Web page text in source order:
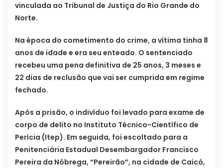
vinculada ao Tribunal de Justiça do Rio Grande do
Norte.
Na época do cometimento do crime, a vítima tinha 8
anos de idade e era seu enteado. O sentenciado
recebeu uma pena definitiva de 25 anos, 3 meses e
22 dias de reclusão que vai ser cumprida em regime
fechado.
Após a prisão, o indivíduo foi levado para exame de
corpo de delito no Instituto Técnico-Científico de
Perícia (Itep). Em seguida, foi escoltado para a
Penitenciária Estadual Desembargador Francisco
Pereira da Nóbrega, “Pereirão”, na cidade de Caicó,